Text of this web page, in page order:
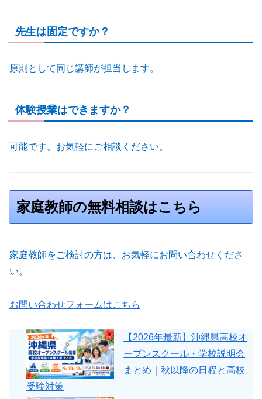
先生は固定ですか？
原則として同じ講師が担当します。
体験授業はできますか？
可能です。お気軽にご相談ください。
家庭教師の無料相談はこちら
家庭教師をご検討の方は、お気軽にお問い合わせくださ
い。
お問い合わせフォームはこちら
【2026年最新】沖縄県高校オ
ープンスクール・学校説明会
まとめ｜秋以降の日程と高校
受験対策